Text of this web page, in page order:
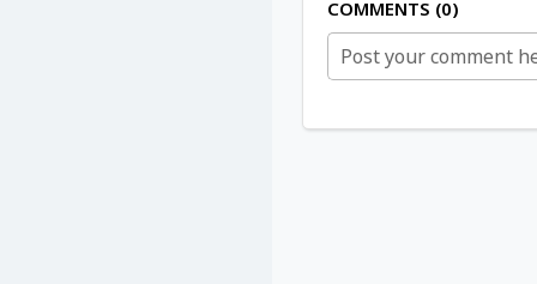
COMMENTS 0